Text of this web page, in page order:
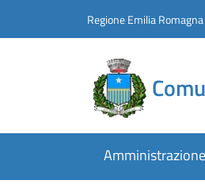
Regione Emilia Romagna
Amministrazione